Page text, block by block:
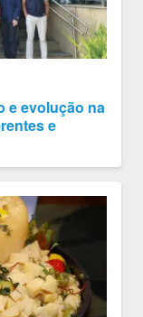
e evolução na
e